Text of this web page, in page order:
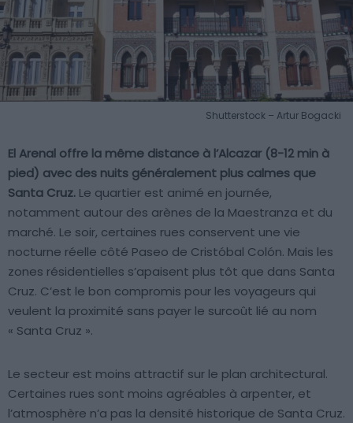
Shutterstock – Artur Bogacki
El Arenal offre la même distance à l’Alcazar (8-12 min à
pied) avec des nuits généralement plus calmes que
Santa Cruz. Le quartier est animé en journée,
notamment autour des arènes de la Maestranza et du
marché. Le soir, certaines rues conservent une vie
nocturne réelle côté Paseo de Cristóbal Colón. Mais les
zones résidentielles s’apaisent plus tôt que dans Santa
Cruz. C’est le bon compromis pour les voyageurs qui
veulent la proximité sans payer le surcoût lié au nom
« Santa Cruz ».
Le secteur est moins attractif sur le plan architectural.
Certaines rues sont moins agréables à arpenter, et
l’atmosphère n’a pas la densité historique de Santa Cruz.